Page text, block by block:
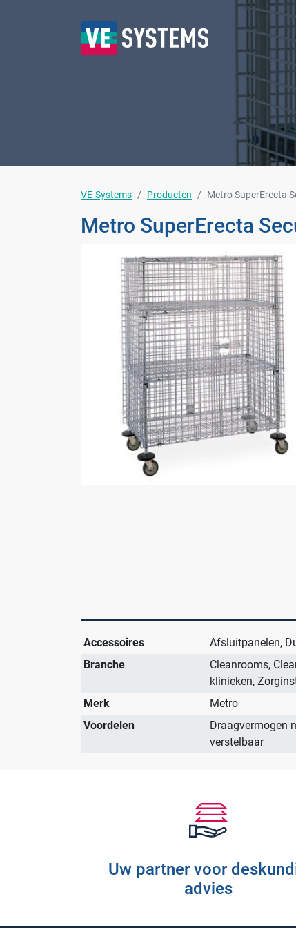
VE-Systems Producten Metro SuperErecta
Metro SuperErecta
Accessoires
Afsluitpanelen,
Branche
Cleanrooms,
klinieken,
Merk
Metro
Voordelen
Draagvermogen
verstelbaar
Uw partner voor
advies
Branches
Ziekenhuizen en klinieken
Zorginstellingen
Laboratoria
Solutions
RVS Werkplekinrichting
Modulaire
Opslagsystemen en
voorraadbeheer